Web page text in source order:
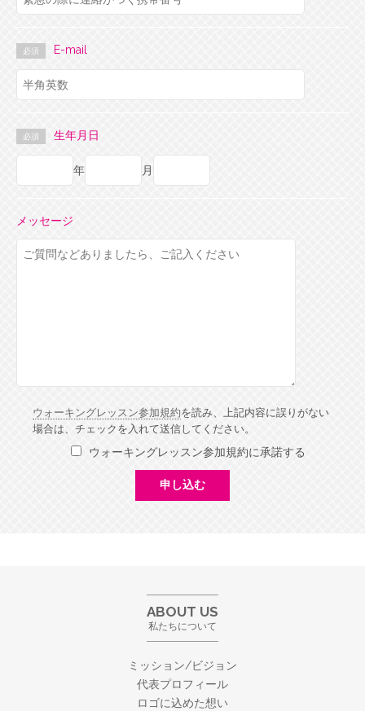
必須 E-mail
必須 生年月日
年 月
メッセージ
ウォーキングレッスン参加規約を読み、上記内容に誤りがない
場合は、チェックを入れて送信してください。
ウォーキングレッスン参加規約に承諾する
ABOUT US
私たちについて
ミッション/ビジョン
代表プロフィール
ロゴに込めた想い